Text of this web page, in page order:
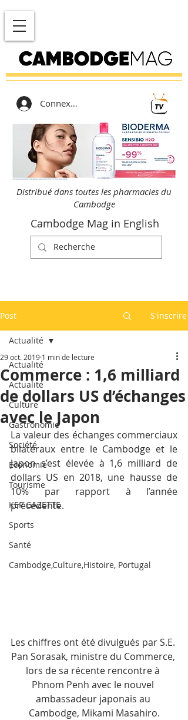
Connexion
Distribué dans toutes les pharmacies du
Cambodge
Cambodge Mag in English
Post S'inscrire
Actualité
Actualité
Culture
Gastronomie
Société
Economie
Tourisme
KEP GAZETTE
Sports
Santé
Cambodge,Culture,Histoire, Portugal
Actualité
Commerce : 1,6 milliard
de dollars US d’échanges
avec le Japon
29 oct. 2019 1 min de lecture
La valeur des échanges commerciaux
bilatéraux entre le Cambodge et le
Japon s’est élevée à 1,6 milliard de
dollars US en 2018, une hausse de
10% par rapport à l’année
précédente.
Les chiffres ont été divulgués par S.E.
Pan Sorasak, ministre du Commerce,
lors de sa récente rencontre à
Phnom Penh avec le nouvel
ambassadeur japonais au
Cambodge, Mikami Masahiro.